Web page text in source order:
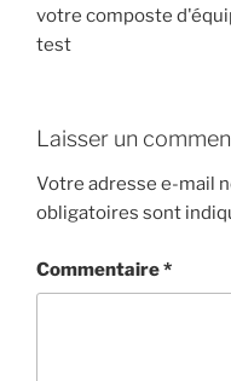
votre composte
test
Laisser un
Votre adresse e-mail
obligatoires sont
Commentaire*